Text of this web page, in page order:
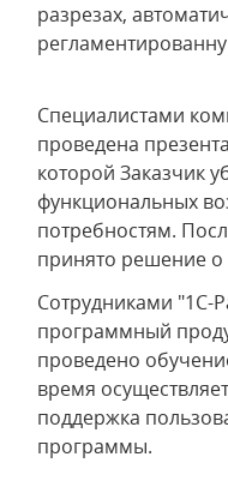
разрезах,
Специалистами
проведена
которой Заказчик
функциональных
потребностям.
принято решение
Сотрудниками "1С-
программный
проведено
время
поддержка
программы.